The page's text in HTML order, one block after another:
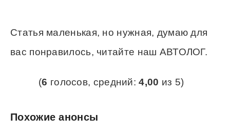
Статья маленькая, но нужная, думаю для
вас понравилось, читайте наш АВТОЛОГ.
(6 голосов, средний:4,00 из 5)
Похожие анонсы